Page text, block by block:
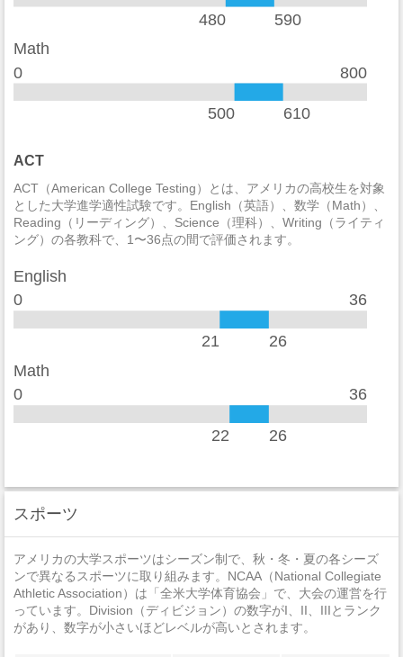
自動車盗難 18
放火
2014
違法武器 3
殺人/非過失致死 0
過失致死
強制性犯罪
非強制性犯罪 0
近親相姦 0
加重暴行 3
窃盗 31
自動車盗難 0
480 590
Math
0
800
500 610
ACT
ACT（American College Testing）とは、アメリカの高校生を対象
とした大学進学適性試験です。English（英語）、数学（Math）、
Reading（リーディング）、Science（理科）、Writing（ライティ
ング）の各教科で、1〜36点の間で評価されます。
English
0
36
21 26
Math
0
36
22 26
スポーツ
アメリカの大学スポーツはシーズン制で、秋・冬・夏の各シーズ
ンで異なるスポーツに取り組みます。NCAA（National Collegiate
Athletic Association）は「全米大学体育協会」で、大会の運営を行
っています。Division（ディビジョン）の数字がI、II、IIIとランク
があり、数字が小さいほどレベルが高いとされます。